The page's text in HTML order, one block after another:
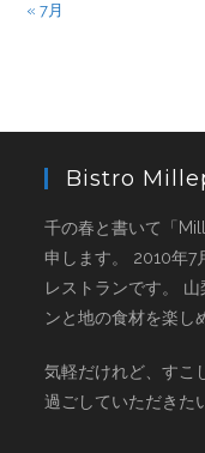
« 7月
Bistro
千の春と書いて「
申します。 2010年7
レストランです。
ンと地の食材を楽し
気軽だけれど、すこ
過ごしていただきた